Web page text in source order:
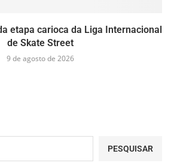
etapa carioca da Liga Internacional
de Skate Street
9 de agosto de 2026
PESQUISAR